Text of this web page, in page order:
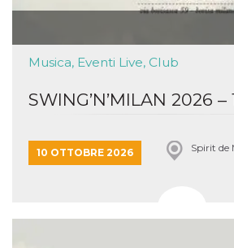
Musica, Eventi Live, Club
SWING’N’MILAN 2026
10 OTTOBRE 2026 Spirit de